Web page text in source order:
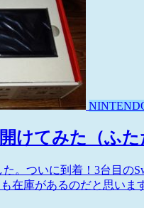
けてみた（ふた
。ついに到着！3台目の
在庫があるのだと思いま